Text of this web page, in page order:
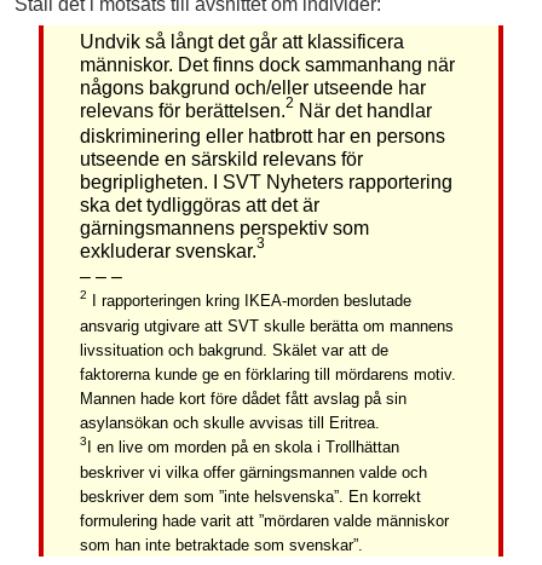
Undvik så långt det går att klassificera
människor. Det finns dock sammanhang när
någons bakgrund och/eller utseende har
relevans för berättelsen.2 När det handlar
diskriminering eller hatbrott har en persons
utseende en särskild relevans för
begripligheten. I SVT Nyheters rapportering
ska det tydliggöras att det är
gärningsmannens perspektiv som
exkluderar svenskar.3
– – –
2
I rapporteringen kring IKEA-morden beslutade
ansvarig utgivare att SVT skulle berätta om mannens
livssituation och bakgrund. Skälet var att de
faktorerna kunde ge en förklaring till mördarens motiv.
Mannen hade kort före dådet fått avslag på sin
asylansökan och skulle avvisas till Eritrea.
3
I en live om morden på en skola i Trollhättan
beskriver vi vilka offer gärningsmannen valde och
beskriver dem som ”inte helsvenska”. En korrekt
formulering hade varit att ”mördaren valde människor
som han inte betraktade som svenskar”.